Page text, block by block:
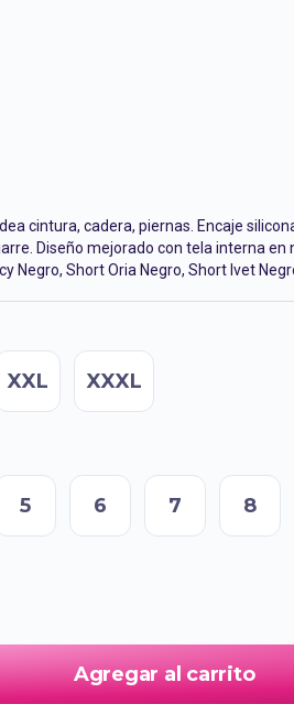
cintura, cadera, piernas. Encaje
Diseño mejorado con tela interna
Negro, Short Oria Negro, Short Ivet
XXL XXXL
5 6 7 8
Agregar al carrito